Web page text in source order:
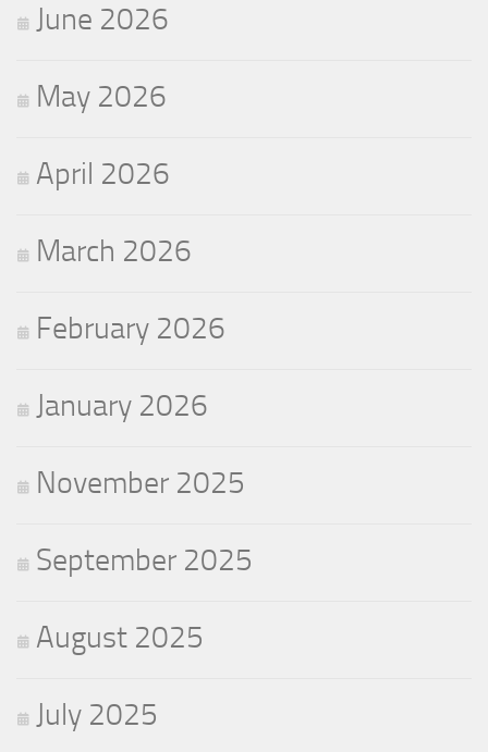
June 2026
May 2026
April 2026
March 2026
February 2026
January 2026
November 2025
September 2025
August 2025
July 2025